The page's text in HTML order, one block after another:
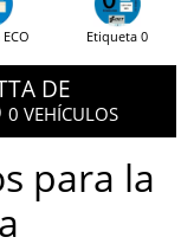
Etiqueta 0
DE
0 VEHÍCULOS
para la